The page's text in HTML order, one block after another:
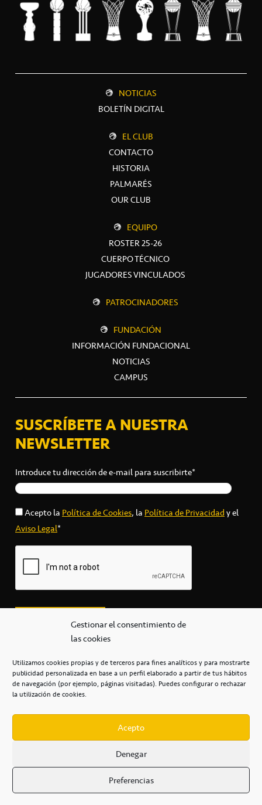
Gestionar el consentimiento de
las cookies
Utilizamos cookies propias y de terceros para fines analíticos y para mostrarte
publicidad personalizada en base a un perfil elaborado a partir de tus hábitos
de navegación (por ejemplo, páginas visitadas). Puedes configurar o rechazar
la utilización de cookies.
Acepto
Denegar
Preferencias
NOTICIAS
BOLETÍN DIGITAL
EL CLUB
CONTACTO
HISTORIA
PALMARÉS
OUR CLUB
EQUIPO
ROSTER 25-26
CUERPO TÉCNICO
JUGADORES VINCULADOS
PATROCINADORES
FUNDACIÓN
INFORMACIÓN FUNDACIONAL
NOTICIAS
CAMPUS
SUSCRÍBETE A NUESTRA
NEWSLETTER
Introduce tu dirección de e-mail para suscribirte*
Acepto laPolítica de Cookies, laPolítica de Privacidady el
Aviso Legal*
secretaria@cbcanarias.es
+34 922 253 684
Casa del Deporte / 38108 – La Laguna
POLÍTICA DE PRIVACIDAD / POLÍTICA DE COOKIES /
AVISO LEGAL / CONDICIONES